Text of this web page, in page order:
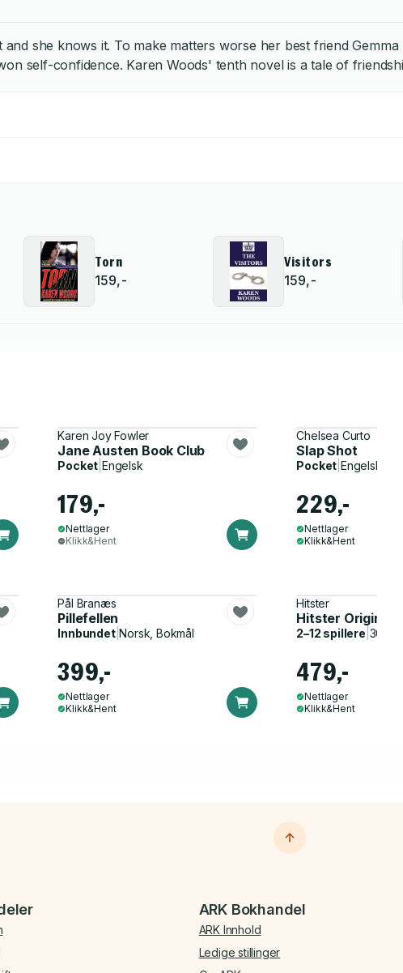
she knows it. To make matters worse her best friend
self-confidence. Karen Woods' tenth novel is a tale of
Torn
159,-
Visitors
159,-
Karen Joy Fowler
Jane Austen Book Club
Pocket Engelsk
179,-
Nettlager
Klikk&Hent
Chelsea Curto
Slap Shot
Pocket |Engelsk
229,-
Nettlager
Klikk&Hent
Pål Branæs
Pillefellen
Innbundet|Norsk, Bokmål
399,-
Nettlager
Klikk&Hent
Hitster
Hitster Original
2–12 spillere
479,-
Nettlager
Klikk&Hent
ARK Bokhandel
ARK Innhold
Ledige stillinger